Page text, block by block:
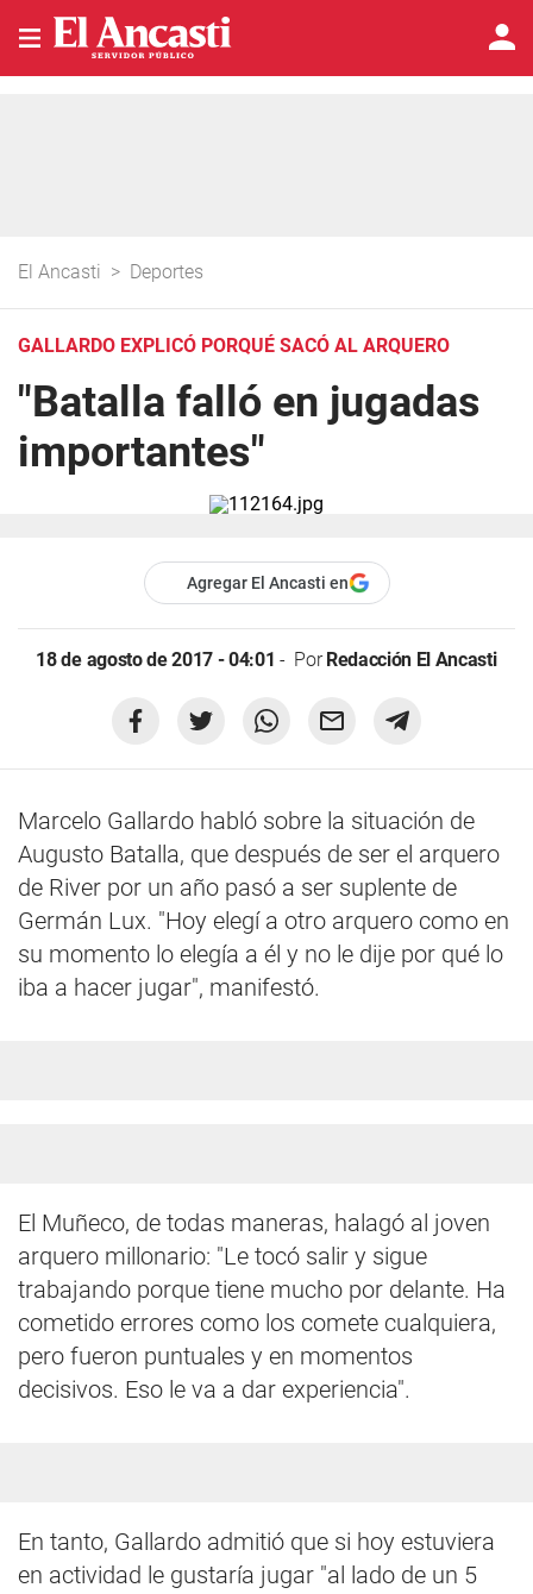
El Ancasti > Deportes
GALLARDO EXPLICÓ PORQUÉ SACÓ AL ARQUERO
"Batalla falló en jugadas
importantes"
Agregar El Ancasti en
18 de agosto de 2017 - 04:01 PorRedacción El Ancasti
Marcelo Gallardo habló sobre la situación de
Augusto Batalla, que después de ser el arquero
de River por un año pasó a ser suplente de
Germán Lux. "Hoy elegí a otro arquero como en
su momento lo elegía a él y no le dije por qué lo
iba a hacer jugar", manifestó.
El Muñeco, de todas maneras, halagó al joven
arquero millonario: "Le tocó salir y sigue
trabajando porque tiene mucho por delante. Ha
cometido errores como los comete cualquiera,
pero fueron puntuales y en momentos
decisivos. Eso le va a dar experiencia".
En tanto, Gallardo admitió que si hoy estuviera
en actividad le gustaría jugar "al lado de un 5